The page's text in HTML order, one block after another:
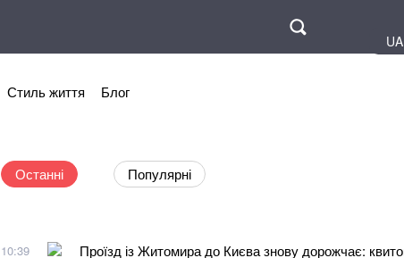
UA
Стиль життя Блог
Останні Популярні
10:39
Проїзд із Житомира до Києва знову дорожчає: